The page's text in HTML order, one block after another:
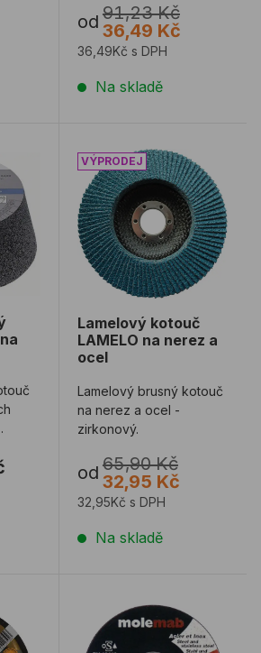
od 91,23 Kč
36,49 Kč
36,49Kč s DPH
Na skladě
kotouč BOSCH na ocel
Lamelový kotouč
Lamelový kotouč
LAMELO na nerez a
ocel
Lamelový brusný kotouč
na nerez a ocel -
zirkonový.
od 65,90 Kč
32,95 Kč
32,95Kč s DPH
Na skladě
XTB EXACT na závity 125mm
Řezný kotouč MOLEMAB